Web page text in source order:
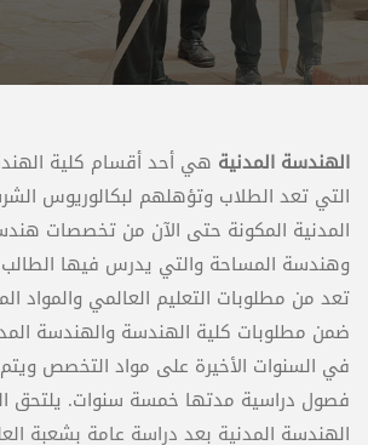
الهندسة المدنية هي أحد أقسام كلية
التي تعد الطلاب وتؤهلهم لبكالوريوس
المدنية المكونة حتى الآن من تخصصات
وهندسة المساحة والتي يدرس فيها الطالب
تعد من مطلوبات التعليم العالمي والمواد
ضمن مطلوبات كلية الهندسة والهندسة
في السنوات الأخيرة على مواد التخصص
فصول دراسية مدتها خمسة سنوات. يلتحق
الهندسة المدنية بعد دراسة عامة بشعبة